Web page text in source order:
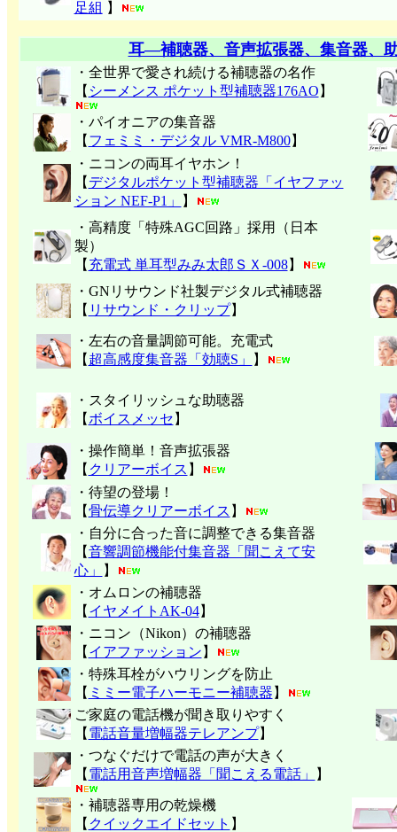
足組 】
耳―補聴器、音声拡張器、集音器、
・全世界で愛され続ける補聴器の名作
【 シーメンス ポケット型補聴器176AO 】
・パイオニアの集音器
【 フェミミ・デジタル VMR-M800】
・ニコンの両耳イヤホン！
【 デジタルポケット型補聴器「イヤファッ
ション NEF-P1」
】
・高精度「特殊AGC回路」採用（日本
製）
【 充電式 単耳型みみ太郎ＳＸ-008】
・GNリサウンド社製デジタル式補聴器
【 リサウンド・クリップ】
・左右の音量調節可能。充電式
【 超高感度集音器「効聴S」 】
・スタイリッシュな助聴器
【 ボイスメッセ 】
・操作簡単！音声拡張器
【 クリアーボイス 】
・待望の登場！
【骨伝導クリアーボイス 】
・自分に合った音に調整できる集音器
【音響調節機能付集音器「聞こえて安
心」
】
・オムロンの補聴器
【 イヤメイトAK-04】
・ニコン（Nikon）の補聴器
【 イアファッション 】
・特殊耳栓がハウリングを防止
【 ミミー電子ハーモニー補聴器 】
ご家庭の電話機が聞き取りやすく
【 電話音量増幅器テレアンプ】
・つなぐだけで電話の声が大きく
【 電話用音声増幅器「聞こえる電話」 】
・補聴器専用の乾燥機
【 クイックエイドセット 】